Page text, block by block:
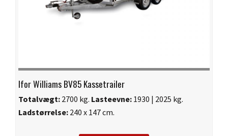
Ifor Williams BV85 Kassetrailer
Totalvægt: 2700 kg. Lasteevne: 1930 | 2025 kg.
Ladstørrelse: 240 x 147 cm.